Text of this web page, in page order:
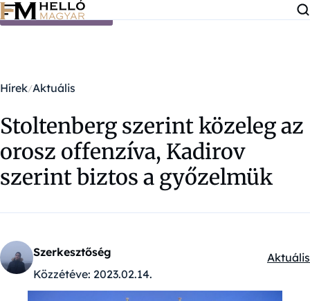
Ugrás a tartalomra
Hírek Aktuális
Stoltenberg szerint közeleg az
orosz offenzíva, Kadirov
szerint biztos a győzelmük
Szerkesztőség
Közzétéve: 2023.02.14.
Aktuális